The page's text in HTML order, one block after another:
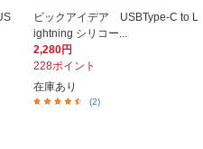
ビックアイデア USBType-C to L
ightning シリコー...
2,280円
228ポイント
在庫あり
(2)